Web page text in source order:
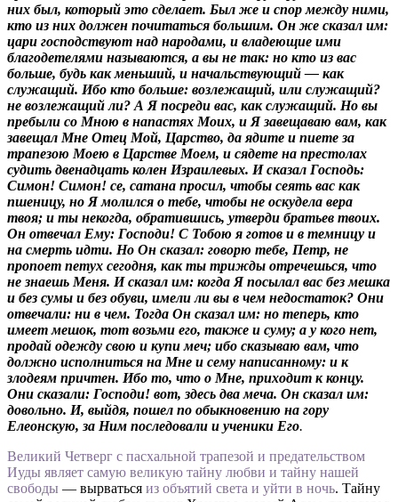
них был, который это сделает. Был же и спор между ними,
кто из них должен почитаться большим. Он же сказал им:
цари господствуют над народами, и владеющие ими
благодетелями называются, а вы не так: но кто из вас
больше, будь как меньший, и начальствующий — как
служащий. Ибо кто больше: возлежащий, или служащий?
не возлежащий ли? А Я посреди вас, как служащий. Но вы
пребыли со Мною в напастях Моих, и Я завещаваю вам, как
завещал Мне Отец Мой, Царство, да ядите и пиете за
трапезою Моею в Царстве Моем, и сядете на престолах
судить двенадцать колен Израилевых. И сказал Господь:
Симон! Симон! се, сатана просил, чтобы сеять вас как
пшеницу, но Я молился о тебе, чтобы не оскудела вера
твоя; и ты некогда, обратившись, утверди братьев твоих.
Он отвечал Ему: Господи! С Тобою я готов и в темницу и
на смерть идти. Но Он сказал: говорю тебе, Петр, не
пропоет петух сегодня, как ты трижды отречешься, что
не знаешь Меня. И сказал им: когда Я посылал вас без мешка
и без сумы и без обуви, имели ли вы в чем недостаток? Они
отвечали: ни в чем. Тогда Он сказал им: но теперь, кто
имеет мешок, тот возьми его, также и суму; а у кого нет,
продай одежду свою и купи меч; ибо сказываю вам, что
должно исполниться на Мне и сему написанному: и к
злодеям причтен. Ибо то, что о Мне, приходит к концу.
Они сказали: Господи! вот, здесь два меча. Он сказал им:
довольно. И, выйдя, пошел по обыкновению на гору
Елеонскую, за Ним последовали и ученики Его.
Великий Четверг с пасхальной трапезой и предательством
Иуды являет самую великую тайну любви и тайну нашей
свободы — вырваться из объятий света и уйти в ночь. Тайну